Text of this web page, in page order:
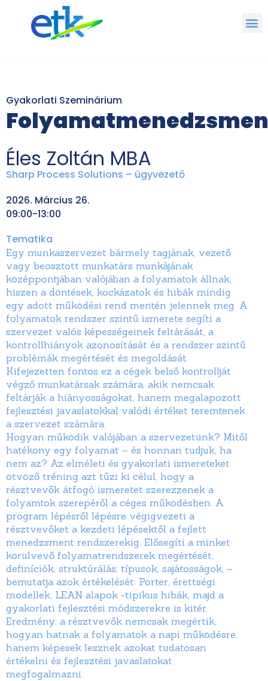
Gyakorlati Szeminárium
Éles Zoltán MBA
Sharp Process Solutions – ügyvezető
2026. Március 26.
09:00-13:00
Tematika
Egy munkaszervezet bármely tagjának, vezető
vagy beosztott munkatárs munkájának
középpontjában valójában a folyamatok állnak,
hiszen a döntések, kockázatok és hibák mindig
egy adott működési rend mentén jelennek meg. A
folyamatok rendszer szintű ismerete segíti a
szervezet valós képességeinek feltárását, a
kontrollhiányok azonosítását és a rendszer szintű
problémák megértését és megoldását.
Kifejezetten fontos ez a cégek belső kontrollját
végző munkatársak számára, akik nemcsak
feltárják a hiányosságokat, hanem megalapozott
fejlesztési javaslatokkal valódi értéket teremtenek
a szervezet számára.
Hogyan működik valójában a szervezetünk? Mitől
hatékony egy folyamat – és honnan tudjuk, ha
nem az? Az elméleti és gyakorlati ismereteket
ötvöző tréning azt tűzi ki célul, hogy a
résztvevők átfogó ismeretet szerezzenek a
folyamtok szerepéről a céges működésben. A
program lépésről lépésre végigvezeti a
résztvevőket a kezdeti lépésektől a fejlett
menedzsment rendszerekig. Elősegíti a minket
körülvevő folyamatrendszerek megértését,
definíciók, struktúrálás, típusok, sajátosságok, –
bemutatja azok értékelését: Porter, érettségi
modellek, LEAN alapok -tipikus hibák, majd a
gyakorlati fejlesztési módszerekre is kitér.
Eredmény: a résztvevők nemcsak megértik,
hogyan hatnak a folyamatok a napi működésre,
hanem képesek lesznek azokat tudatosan
értékelni és fejlesztési javaslatokat
megfogalmazni.